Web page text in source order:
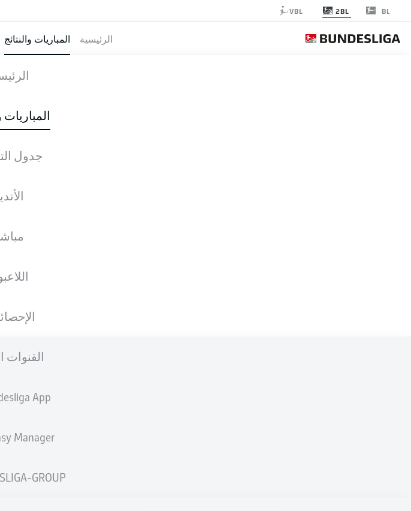
BL
2BL
VBL
الرئيسية المباريات والنتائج
المباريات
جدول
القنوات
App
Manager
GROUP
لم يُحدد موعد هذه
إعلان